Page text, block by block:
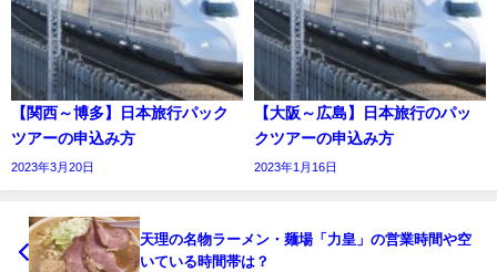
【関西～博多】日本旅行パック
ツアーの申込み方
2023年3月20日
【大阪～広島】日本旅行のパッ
クツアーの申込み方
2023年1月16日
天理の名物ラーメン・麺場「力皇」の営業時間や空
いている時間帯は？